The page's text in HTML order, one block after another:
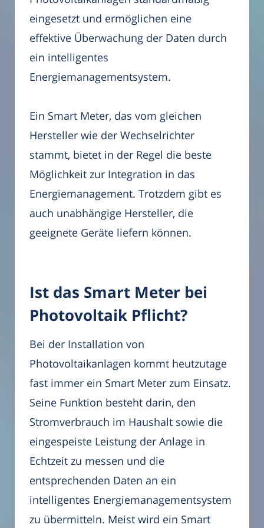
eingesetzt und ermöglichen eine
effektive Überwachung der Daten durch
ein intelligentes
Energiemanagementsystem.
Ein Smart Meter, das vom gleichen
Hersteller wie der Wechselrichter
stammt, bietet in der Regel die beste
Möglichkeit zur Integration in das
Energiemanagement. Trotzdem gibt es
auch unabhängige Hersteller, die
geeignete Geräte liefern können.
Ist das Smart Meter bei
Photovoltaik Pflicht?
Bei der Installation von
Photovoltaikanlagen kommt heutzutage
fast immer ein Smart Meter zum Einsatz.
Seine Funktion besteht darin, den
Stromverbrauch im Haushalt sowie die
eingespeiste Leistung der Anlage in
Echtzeit zu messen und die
entsprechenden Daten an ein
intelligentes Energiemanagementsystem
zu übermitteln. Meist wird ein Smart